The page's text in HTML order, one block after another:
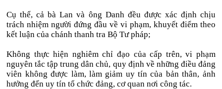
Cụ thể, cả bà Lan và ông Danh đều được xác định chịu
trách nhiệm người đứng đầu về vi phạm, khuyết điểm theo
kết luận của chánh thanh tra Bộ Tư pháp;
Không thực hiện nghiêm chỉ đạo của cấp trên, vi phạm
nguyên tắc tập trung dân chủ, quy định về những điều đảng
viên không được làm, làm giảm uy tín của bản thân, ảnh
hưởng đến uy tín tổ chức đảng, cơ quan nơi công tác.